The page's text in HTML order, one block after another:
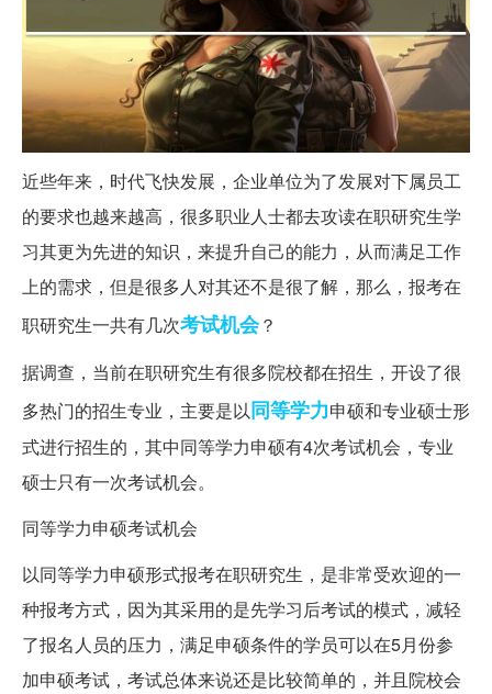
近些年来，时代飞快发展，企业单位为了发展对下属员工
的要求也越来越高，很多职业人士都去攻读在职研究生学
习其更为先进的知识，来提升自己的能力，从而满足工作
上的需求，但是很多人对其还不是很了解，那么，报考在
职研究生一共有几次考试机会？
据调查，当前在职研究生有很多院校都在招生，开设了很
多热门的招生专业，主要是以同等学力申硕和专业硕士形
式进行招生的，其中同等学力申硕有4次考试机会，专业
硕士只有一次考试机会。
同等学力申硕考试机会
以同等学力申硕形式报考在职研究生，是非常受欢迎的一
种报考方式，因为其采用的是先学习后考试的模式，减轻
了报名人员的压力，满足申硕条件的学员可以在5月份参
加申硕考试，考试总体来说还是比较简单的，并且院校会